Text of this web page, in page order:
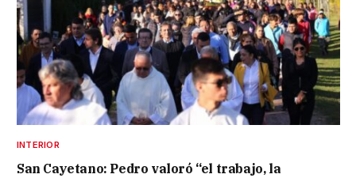
INTERIOR
San Cayetano: Pedro valoró “el trabajo, la